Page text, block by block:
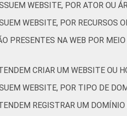
WEBSITE, POR ATOR OU
WEBSITE, POR RECURSOS
PRESENTES NA WEB POR
CRIAR UM WEBSITE OU
WEBSITE, POR TIPO DE
REGISTRAR UM